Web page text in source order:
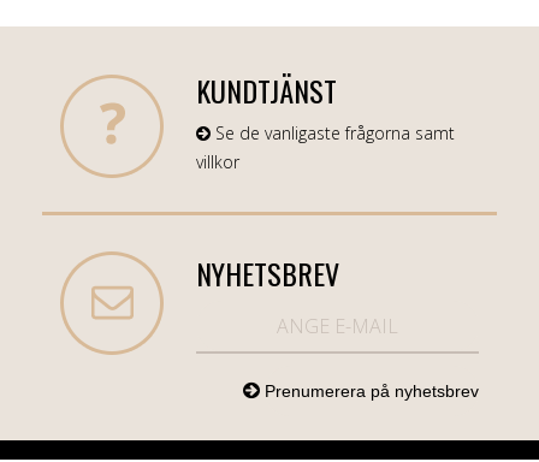
KUNDTJÄNST
Se de vanligaste frågorna samt
villkor
NYHETSBREV